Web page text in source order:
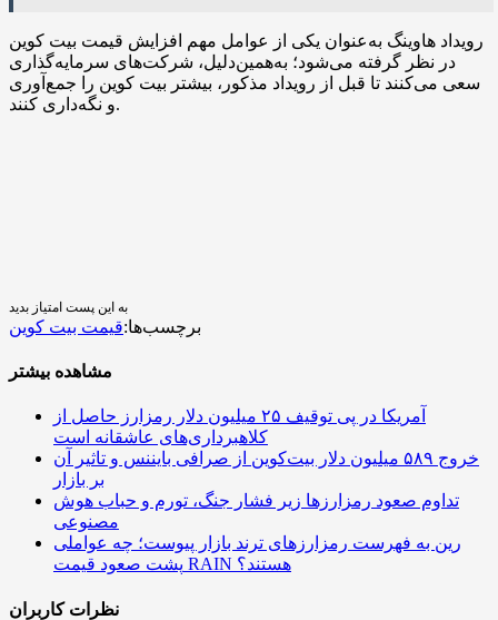
رویداد هاوینگ به‌عنوان یکی از عوامل مهم افزایش قیمت بیت کوین
در نظر گرفته می‌شود؛ به‌همین‌دلیل، شرکت‌های سرمایه‌گذاری
سعی می‌کنند تا قبل از رویداد مذکور، بیشتر بیت کوین را جمع‌آوری
و نگه‌داری کنند.
به این پست امتیاز بدید
برچسب‌ها:قیمت بیت کوین
مشاهده بیشتر
آمریکا در پی توقیف ۲۵ میلیون دلار رمزارز حاصل از
کلاهبرداری‌های عاشقانه است
خروج ۵۸۹ میلیون دلار بیت‌کوین از صرافی بایننس و تاثیر آن
بر بازار
تداوم صعود رمزارزها زیر فشار جنگ، تورم و حباب هوش
مصنوعی
رین به فهرست رمزارزهای ترند بازار پیوست؛ چه عواملی
پشت صعود قیمت RAIN هستند؟
نظرات کاربران